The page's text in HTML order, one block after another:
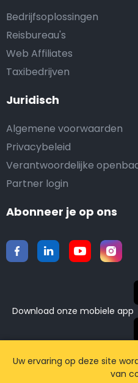
Bedrijfsoplossingen
Reisbureau's
Web Affiliates
Taxibedrijven
Juridisch
Algemene voorwaarden
Privacybeleid
Verantwoordelijke
Partner login
Abonneer je op ons
Download onze mobiele app
©2015-2026
voorbehouden | Powered
Uw ervaring op deze site
van